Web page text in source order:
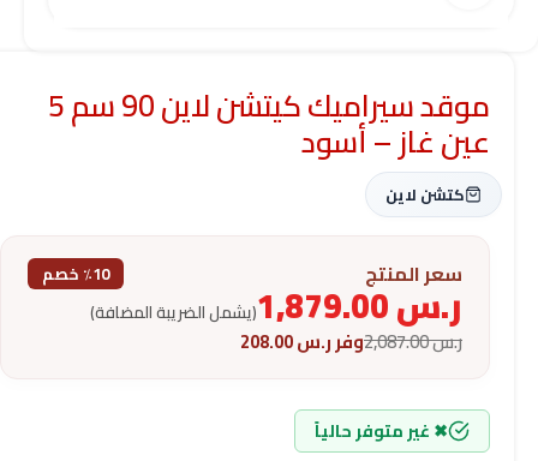
موقد سيراميك كيتشن لاين 90 سم 5
عين غاز – أسود
كتشن لاين
سعر المنتج ٪10 خصم
ر.س (يشمل الضريبة المضافة)
ر.س2,087.00 وفرر.س
✖ غير متوفر حالياً